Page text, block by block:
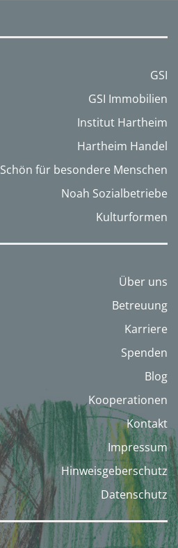
GSI
GSI Immobilien
Institut Hartheim
Hartheim Handel
Schön für besondere Menschen
Noah Sozialbetriebe
Kulturformen
Über uns
Betreuung
Karriere
Spenden
Blog
Kooperationen
Kontakt
Impressum
Hinweisgeberschutz
Datenschutz